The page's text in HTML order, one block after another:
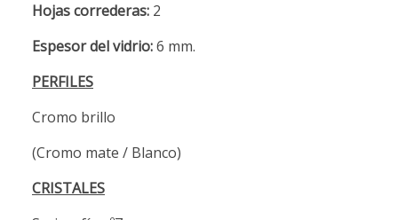
Hojas correderas: 2
Espesor del vidrio:6 mm.
PERFILES
Cromo brillo
(Cromo mate / Blanco)
CRISTALES